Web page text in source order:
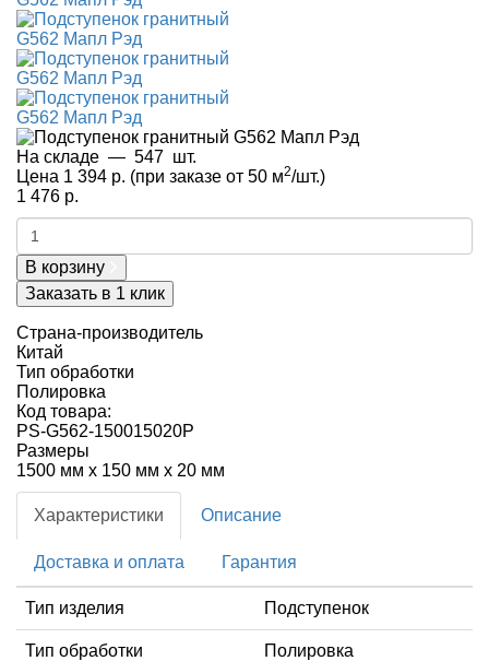
На складе — 547 шт.
Цена 1 394 р. (при заказе от 50 м2/шт.)
1 476 р.
В корзину
Заказать в 1 клик
Страна-производитель
Китай
Тип обработки
Полировка
Код товара:
PS-G562-150015020P
Размеры
1500 мм x 150 мм x 20 мм
Характеристики Описание
Доставка и оплата Гарантия
Тип изделия Подступенок
Тип обработки Полировка